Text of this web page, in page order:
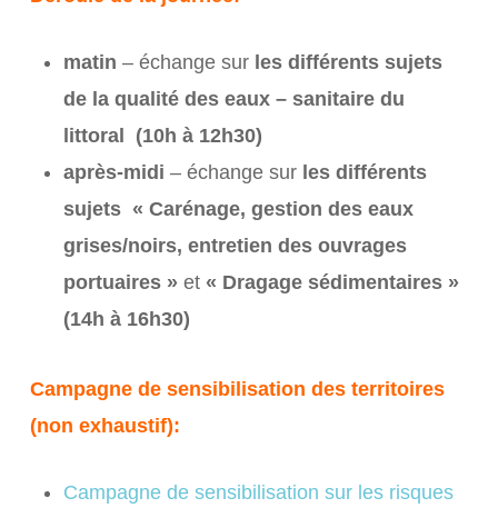
matin – échange sur les différents sujets
de la qualité des eaux – sanitaire du
littoral (10h à 12h30)
après-midi – échange sur les différents
sujets « Carénage, gestion des eaux
grises/noirs, entretien des ouvrages
portuaires »et « Dragage sédimentaires »
(14h à 16h30)
Campagne de sensibilisation des territoires
(non exhaustif):
Campagne de sensibilisation sur les risques